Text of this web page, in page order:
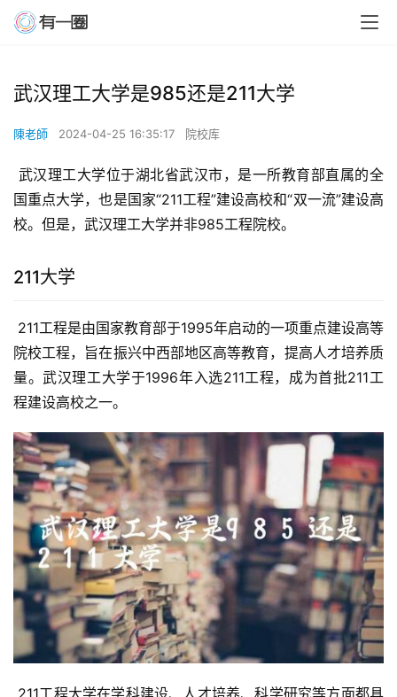
武汉理工大学是985还是211大学
陳老師 2024-04-25 16:35:17 院校库
国重点大学，也是国家“211工程”建设高校和“双一流”建设高
校。但是，武汉理工大学并非985工程院校。
211大学
院校工程，旨在振兴中西部地区高等教育，提高人才培养质
量。武汉理工大学于1996年入选211工程，成为首批211工
程建设高校之一。